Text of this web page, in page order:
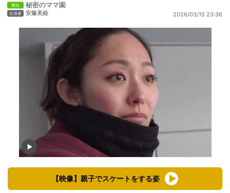
秘密のママ園
安藤美姫 2026/03/15 23:36
【映像】親子でスケートをする姿